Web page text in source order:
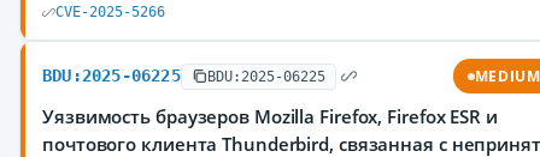
CVE-2025-5266
BDU:2025-06225 BDU:2025-06225 MEDIUM
Уязвимость браузеров Mozilla Firefox, Firefox ESR и
почтового клиента Thunderbird, связанная с